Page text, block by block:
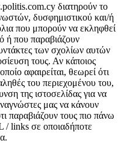
διατηρούν το
δυσφημιστικού και/ή
που μπορούν να εκληφθεί
ή που παραβιάζουν
των σχολίων αυτών
τους. Αν κάποιος
αφαιρείται, θεωρεί ότι
του περιεχομένου του,
της ιστοσελίδας για να
μας να κάνουν
παραβιάζουν τους πιο πάνω
/ links σε οποιαδήποτε